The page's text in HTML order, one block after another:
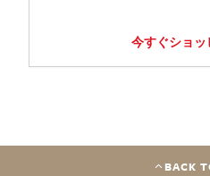
今すぐショ
BACK